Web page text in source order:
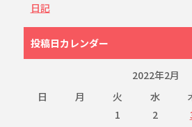
日記
投稿日カレンダー
2022年2月
日
月 火 水
1
2